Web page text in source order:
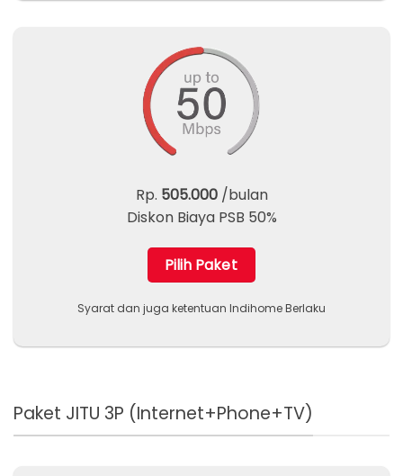
Rp. 505.000/bulan
Diskon Biaya PSB 50%
Pilih Paket
Syarat dan juga ketentuan Indihome Berlaku
Paket JITU 3P (Internet+Phone+TV)